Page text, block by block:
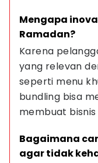
Mengapa
Ramadan?
Karena
yang relevan
seperti menu
bundling bisa
membuat
Bagaimana
agar tidak